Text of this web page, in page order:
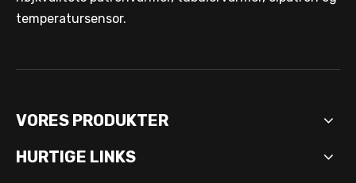
temperatursensor.
VORES PRODUKTER
HURTIGE LINKS